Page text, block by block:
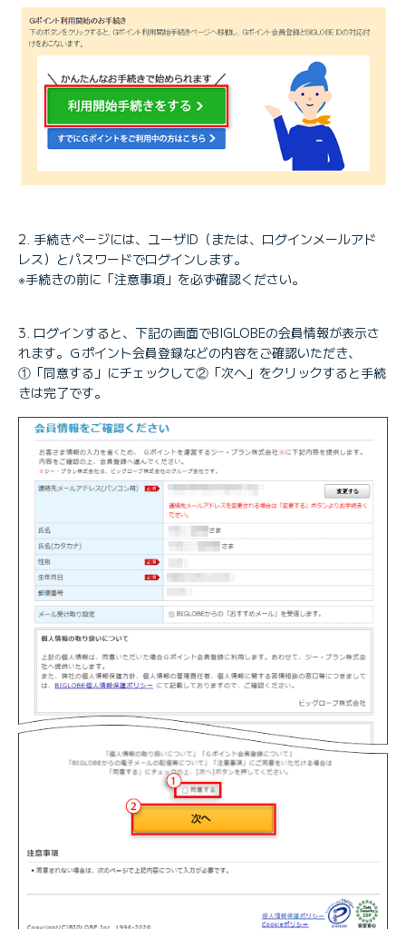
手続きページには、ユーザID（または、ログインメールアド
レス）とパスワードでログインします。
※手続きの前に「注意事項」を必ず確認ください。
ログインすると、下記の画面でBIGLOBEの会員情報が表示さ
れます。Ｇポイント会員登録などの内容をご確認いただき、
①「同意する」にチェックして②「次へ」をクリックすると手続
きは完了です。